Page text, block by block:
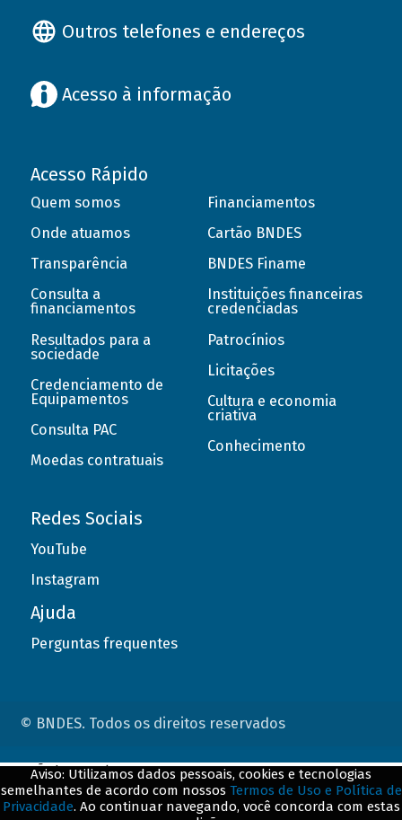
Outros telefones e endereços
Acesso à informação
Acesso Rápido
Quem somos
Onde atuamos
Transparência
Consulta a
financiamentos
Resultados para a
sociedade
Credenciamento de
Equipamentos
Consulta PAC
Moedas contratuais
Financiamentos
Cartão BNDES
BNDES Finame
Instituições financeiras
credenciadas
Patrocínios
Licitações
Cultura e economia
criativa
Conhecimento
Redes Sociais
YouTube
Instagram
Ajuda
Perguntas frequentes
© BNDES. Todos os direitos reservados
Aviso: Utilizamos dados pessoais, cookies e tecnologias
semelhantes de acordo com nossos Termos de Uso e Política de
Privacidade. Ao continuar navegando, você concorda com estas
ConteÃºdo complementar
${title}${badge}